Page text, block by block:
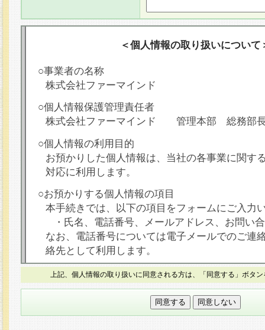
＜個人情報の取り扱いについて
○事業者の名称
株式会社ファーマインド
○個人情報保護管理責任者
株式会社ファーマインド 管理本部 総務部
○個人情報の利用目的
お預かりした個人情報は、当社の各事業に関す
対応に利用します。
○お預かりする個人情報の項目
本手続きでは、以下の項目をフォームにご入力
・氏名、電話番号、メールアドレス、お問い
なお、電話番号については電子メールでのご連
絡先として利用します。
○本人が容易に認識できない方法による個人情報
本フォームでは、セッション管理のためCookie
○個人情報の第三者提供について
上記、個人情報の取り扱いに同意される方は、「同意する」ボタ